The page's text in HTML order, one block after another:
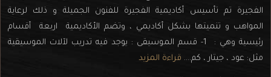
الفجيرة تم تأسيس أكاديمية الفجيرة للفنون الجميلة و ذلك لرعاية
المواهب و تنميتها بشكل أكاديمي ، وتضم الأكاديمية اربعة أقسام
رئيسية وهي : 1- قسم الموسيقى : يوجد فيه تدريب لآلات الموسيقية
مثل: عود ، جيتار ، كم.... قراءة المزيد